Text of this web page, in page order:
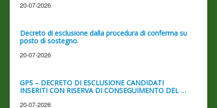
20-07-2026
Decreto di esclusione dalla procedura di conferma su
posto di sostegno.
20-07-2026
GPS – DECRETO DI ESCLUSIONE CANDIDATI
INSERITI CON RISERVA DI CONSEGUIMENTO DEL …
20-07-2026